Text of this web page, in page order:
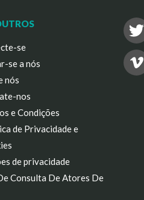
se
se a nós
nós
nos
e Condições
de Privacidade e
de privacidade
Consulta De Atores De